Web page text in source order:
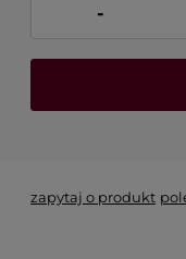
-
zapytaj o produkt